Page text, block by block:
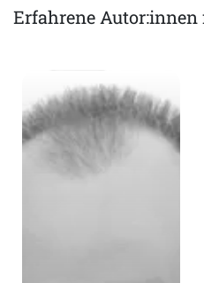
Erfahrene Autor:innen